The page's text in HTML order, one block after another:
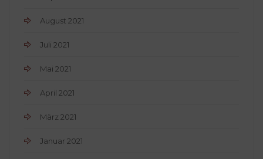
August 2021
Juli 2021
Mai 2021
April 2021
März 2021
Januar 2021